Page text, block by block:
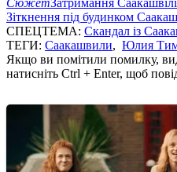
Зіткнення під будинком
СПЕЦТЕМА: Скандал із
ТЕГИ: Саакашвили, Юлия
Якщо ви помітили помилку,
натисніть Ctrl + Enter, щоб